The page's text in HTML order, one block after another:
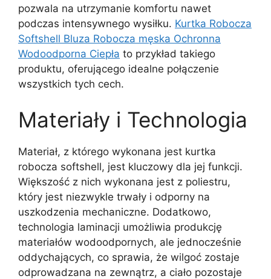
pozwala na utrzymanie komfortu nawet
podczas intensywnego wysiłku. Kurtka Robocza
Softshell Bluza Robocza męska Ochronna
Wodoodporna Ciepła to przykład takiego
produktu, oferującego idealne połączenie
wszystkich tych cech.
Materiały i Technologia
Materiał, z którego wykonana jest kurtka
robocza softshell, jest kluczowy dla jej funkcji.
Większość z nich wykonana jest z poliestru,
który jest niezwykle trwały i odporny na
uszkodzenia mechaniczne. Dodatkowo,
technologia laminacji umożliwia produkcję
materiałów wodoodpornych, ale jednocześnie
oddychających, co sprawia, że wilgoć zostaje
odprowadzana na zewnątrz, a ciało pozostaje